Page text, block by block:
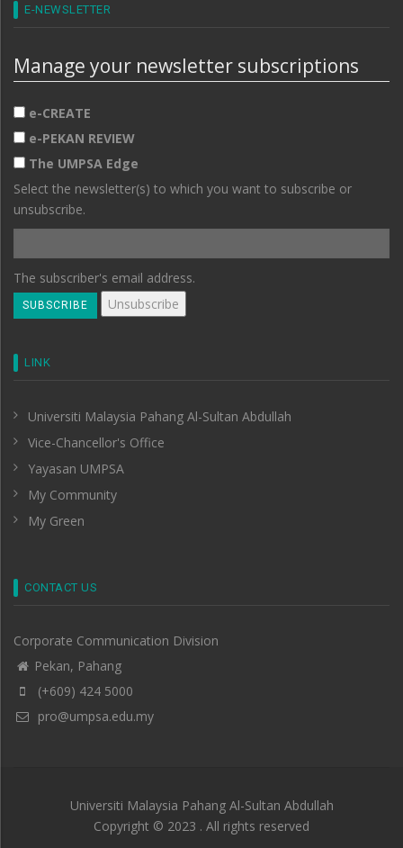
E-NEWSLETTER
Manage your newsletter subscriptions
e-CREATE
e-PEKAN REVIEW
The UMPSA Edge
Select the newsletter(s) to which you want to subscribe or
unsubscribe.
The subscriber's email address.
LINK
Universiti Malaysia Pahang Al-Sultan Abdullah
Vice-Chancellor's Office
Yayasan UMPSA
My Community
My Green
CONTACT US
Corporate Communication Division
Pekan, Pahang
(+609) 424 5000
pro@umpsa.edu.my
Universiti Malaysia Pahang Al-Sultan Abdullah
Copyright © 2023 . All rights reserved